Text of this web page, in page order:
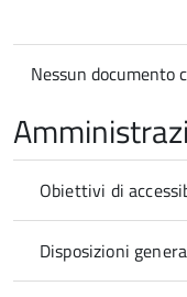
Nessun documento
Obiettivi di
Disposizioni